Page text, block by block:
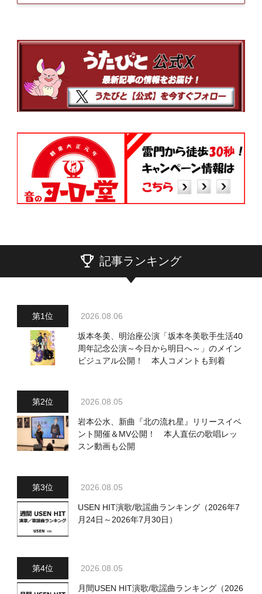
記事ランキング
2026.08.06
坂本冬美、明治座公演「坂本冬美歌手生活40
周年記念公演～今日から明日へ～」のメイン
ビジュアル公開！ 本人コメントも到着
2026.08.05
岩本公水、新曲『北の流れ星』リリースイベ
ント開催＆MV公開！ 本人直伝の歌唱レッ
スン動画も公開
2026.08.05
USEN HIT演歌/歌謡曲ランキング（2026年7
月24日～2026年7月30日）
2026.08.05
月間USEN HIT演歌/歌謡曲ランキング（2026